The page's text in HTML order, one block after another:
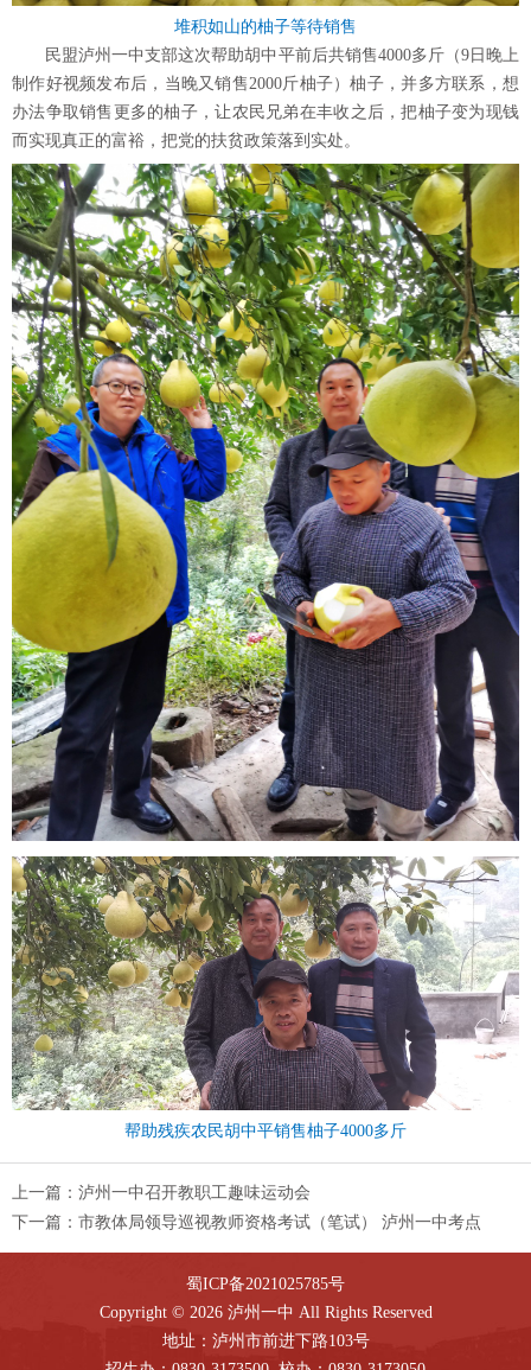
堆积如山的柚子等待销售
民盟泸州一中支部这次帮助胡中平前后共销售4000多斤（9日晚上
制作好视频发布后，当晚又销售2000斤柚子）柚子，并多方联系，想
办法争取销售更多的柚子，让农民兄弟在丰收之后，把柚子变为现钱
而实现真正的富裕，把党的扶贫政策落到实处。
帮助残疾农民胡中平销售柚子4000多斤
上一篇： 泸州一中召开教职工趣味运动会
下一篇： 市教体局领导巡视教师资格考试（笔试） 泸州一中考点
蜀ICP备2021025785号
Copyright © 2026 泸州一中 All Rights Reserved
地址：泸州市前进下路103号